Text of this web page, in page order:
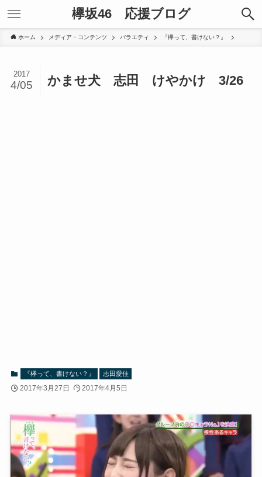
欅坂46 応援ブログ
ホーム メディア・コンテンツ バラエティ 『欅って、書けない？』
かませ犬 志田 けやかけ 3/26
2017
4/05
『欅って、書けない？』 志田愛佳
2017年3月27日 2017年4月5日